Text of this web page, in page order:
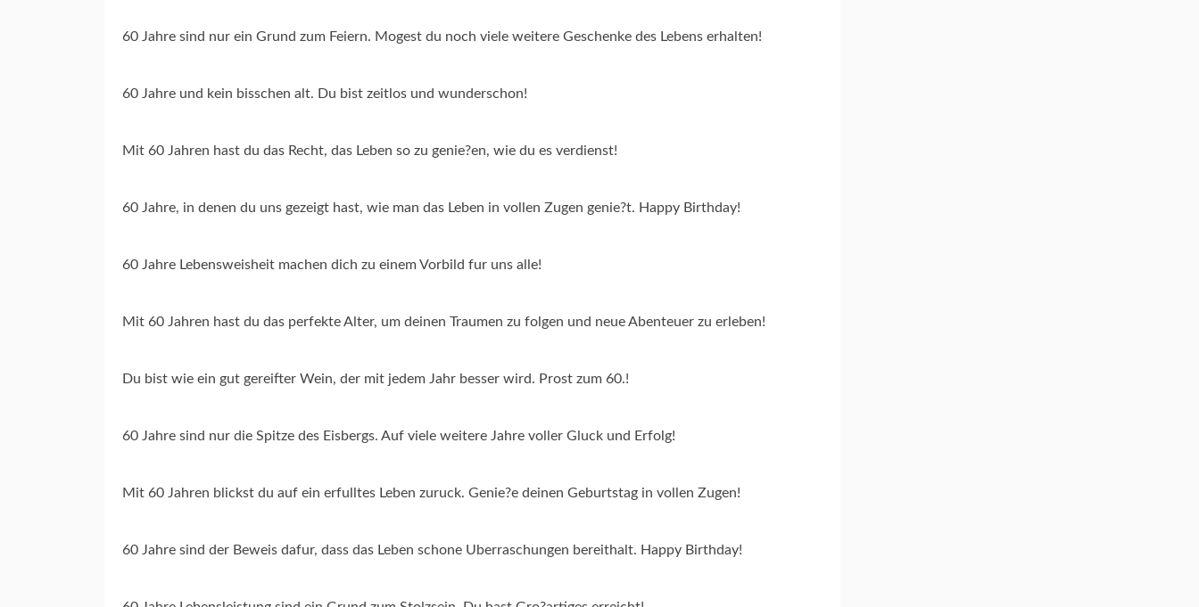
60 Jahre sind nur ein Grund zum Feiern. Mogest du noch viele weitere Geschenke des Lebens erhalten!
60 Jahre und kein bisschen alt. Du bist zeitlos und wunderschon!
Mit 60 Jahren hast du das Recht, das Leben so zu genie?en, wie du es verdienst!
60 Jahre, in denen du uns gezeigt hast, wie man das Leben in vollen Zugen genie?t. Happy Birthday!
60 Jahre Lebensweisheit machen dich zu einem Vorbild fur uns alle!
Mit 60 Jahren hast du das perfekte Alter, um deinen Traumen zu folgen und neue Abenteuer zu erleben!
Du bist wie ein gut gereifter Wein, der mit jedem Jahr besser wird. Prost zum 60.!
60 Jahre sind nur die Spitze des Eisbergs. Auf viele weitere Jahre voller Gluck und Erfolg!
Mit 60 Jahren blickst du auf ein erfulltes Leben zuruck. Genie?e deinen Geburtstag in vollen Zugen!
60 Jahre sind der Beweis dafur, dass das Leben schone Uberraschungen bereithalt. Happy Birthday!